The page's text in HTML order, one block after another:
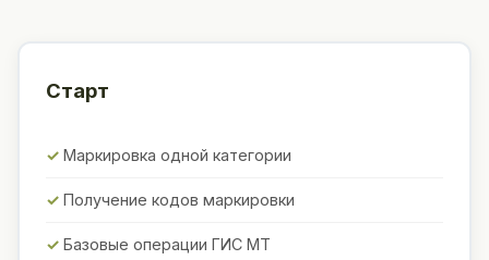
Старт
Маркировка одной категории
Получение кодов маркировки
Базовые операции ГИС МТ